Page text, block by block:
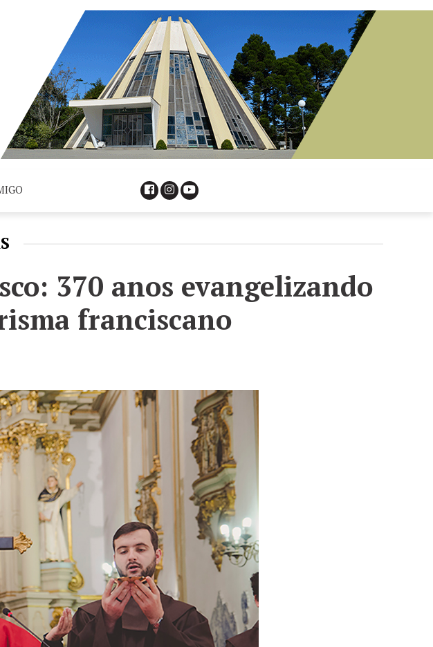
370 anos evangelizando
franciscano